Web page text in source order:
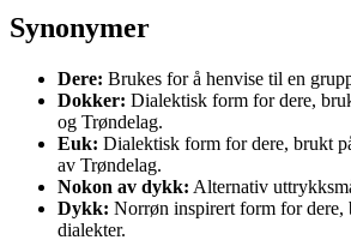
Synonymer
Dere: Brukes for å henvise til en
Dokker: Dialektisk form for dere,
og Trøndelag.
Euk: Dialektisk form for dere, brukt
av Trøndelag.
Nokon av dykk: Alternativ
Dykk: Norrøn inspirert form for dere,
dialekter.